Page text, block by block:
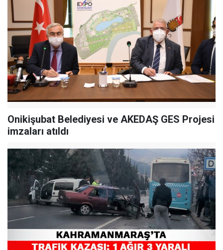
Onikişubat Belediyesi ve AKEDAŞ GES Projesi
imzaları atıldı